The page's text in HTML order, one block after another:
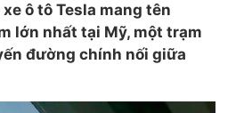
ô tô Tesla mang tên
lớn nhất tại Mỹ, một trạm
đường chính nối giữa